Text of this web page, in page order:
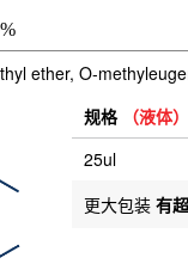
ether, O-
规格 （液体）
25ul
更大包装 有